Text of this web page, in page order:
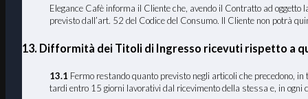
Elegance Cafè informa il Cliente che, avendo il Contratto ad
previsto dall’art. 52 del Codice del Consumo. Il Cliente non potrà
13. Difformità dei Titoli di Ingresso ricevuti rispetto a
13.1 Fermo restando quanto previsto negli articoli che precedono,
tardi entro 15 giorni lavorativi dal ricevimento della stessa e, in ogni